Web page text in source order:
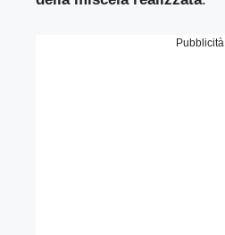
Pubblicità